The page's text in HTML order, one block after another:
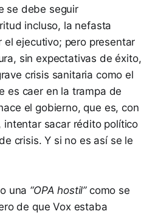
se debe seguir
incluso, la nefasta
el ejecutivo; pero presentar
sin expectativas de éxito,
crisis sanitaria como el
es caer en la trampa de
el gobierno, que es, con
intentar sacar rédito político
crisis. Y si no es así se le
una “OPA hostil”como se
de que Vox estaba